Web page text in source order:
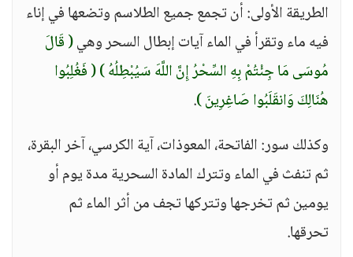
الطريقة الأولى: أن تجمع جميع الطلاسم وتضعها في إناء
فيه ماء وتقرأ في الماء آيات إبطال السحر وهي( قَالَ
مُوسَى مَا جِئْتُمْ بِهِ السِّحْرُ إِنَّ اللَّهَ سَيُبْطِلُهُ )( فَغُلِبُوا
هُنَالِكَ وَانقَلَبُوا صَاغِرِينَ ).
وكذلك سور: الفاتحة، المعوذات، آية الكرسي، آخر البقرة،
ثم تنفث في الماء وتترك المادة السحرية مدة يوم أو
يومين ثم تخرجها وتتركها تجف من أثر الماء ثم
تحرقها.